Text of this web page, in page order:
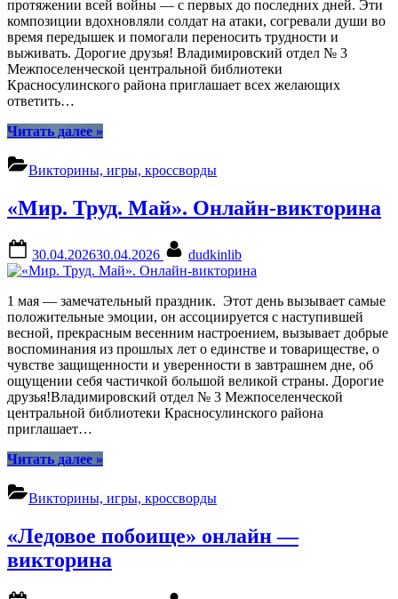
протяжении всей войны — с первых до последних дней. Эти
композиции вдохновляли солдат на атаки, согревали души во
время передышек и помогали переносить трудности и
выживать. Дорогие друзья! Владимировский отдел № 3
Межпоселенческой центральной библиотеки
Красносулинского района приглашает всех желающих
ответить…
Читать далее“«Песня
Онлайн-
»
Викторины, игры, кроссворды
«Мир. Труд. Май». Онлайн-викторина
on
30.04.202630.04.2026 dudkinlib
1 мая — замечательный праздник. Этот день вызывает самые
положительные эмоции, он ассоциируется с наступившей
весной, прекрасным весенним настроением, вызывает добрые
воспоминания из прошлых лет о единстве и товариществе, о
чувстве защищенности и уверенности в завтрашнем дне, об
ощущении себя частичкой большой великой страны. Дорогие
друзья!Владимировский отдел № 3 Межпоселенческой
центральной библиотеки Красносулинского района
приглашает…
Читать далее“«Мир.
Онлайн-
»
Викторины, игры, кроссворды
«Ледовое побоище» онлайн —
викторина